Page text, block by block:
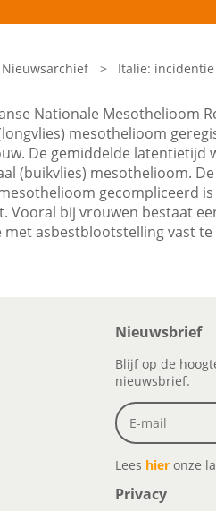
Nieuwsarchief > Italie:
Nationale Mesothelioom
mesothelioom
De gemiddelde latentietijd
(buikvlies) mesothelioom.
gecompliceerd
Vooral bij vrouwen bestaat
met asbestblootstelling vast te
Nieuwsbrief
Blijf op de
nieuwsbrief.
Lees hier onze
Privacy